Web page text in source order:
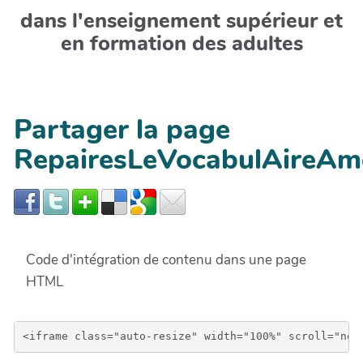
dans l'enseignement supérieur et
en formation des adultes
Partager la page
Code d'intégration de contenu dans une page
HTML